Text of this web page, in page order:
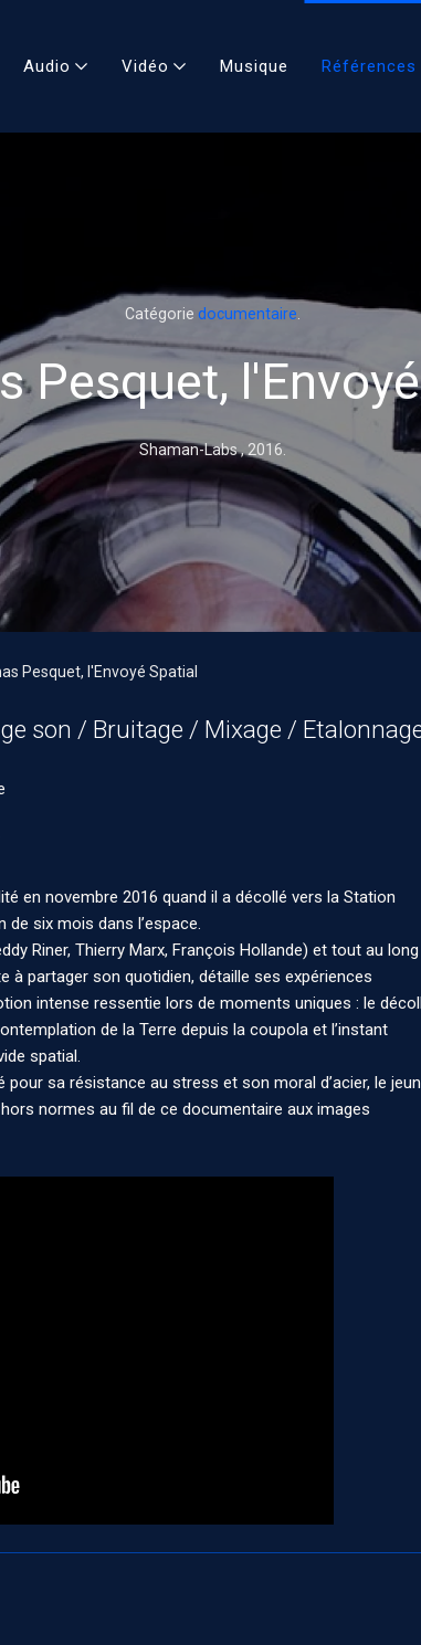
Audio Vidéo Musique Références
Catégorie documentaire
Pesquet,
Shaman-Labs ,2016
Pesquet, l'Envoyé Spatial
son / Bruitage / Mixage /
en novembre 2016 quand il a décollé vers la Station
six mois dans l’espace.
Riner, Thierry Marx, François Hollande) et tout au long
à partager son quotidien, détaille ses expériences
intense ressentie lors de moments uniques : le
de la Terre depuis la coupola et l’instant
spatial.
sa résistance au stress et son moral d’acier, le
normes au fil de ce documentaire aux images